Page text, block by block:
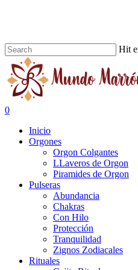
content
Hit
Close
Search
search
0
Inicio
Orgones
Orgon Colgantes
LLaveros de Orgon
Piramides de Orgon
Pulseras
Abundancia
Chakras
Con Hilo
Protección
Tranquilidad
Zignos Zodiacales
Rituales